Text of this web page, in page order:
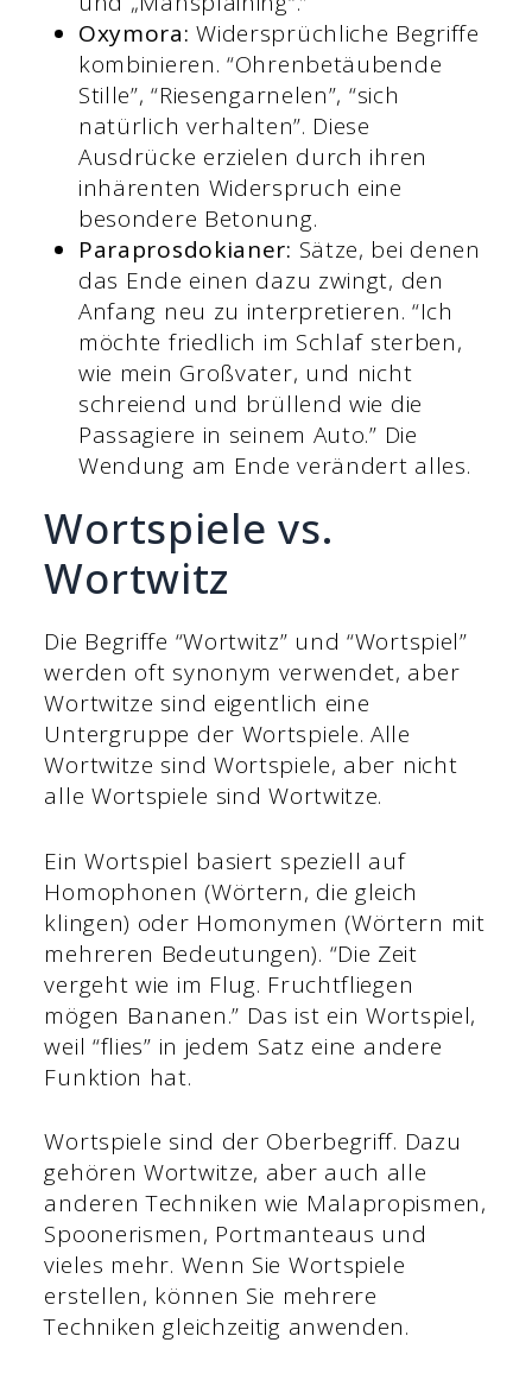
Oxymora: Widersprüchliche Begriffe
kombinieren. “Ohrenbetäubende
Stille”, “Riesengarnelen”, “sich
natürlich verhalten”. Diese
Ausdrücke erzielen durch ihren
inhärenten Widerspruch eine
besondere Betonung.
Paraprosdokianer: Sätze, bei denen
das Ende einen dazu zwingt, den
Anfang neu zu interpretieren. “Ich
möchte friedlich im Schlaf sterben,
wie mein Großvater, und nicht
schreiend und brüllend wie die
Passagiere in seinem Auto.” Die
Wendung am Ende verändert alles.
Wortspiele vs.
Wortwitz
Die Begriffe “Wortwitz” und “Wortspiel”
werden oft synonym verwendet, aber
Wortwitze sind eigentlich eine
Untergruppe der Wortspiele. Alle
Wortwitze sind Wortspiele, aber nicht
alle Wortspiele sind Wortwitze.
Ein Wortspiel basiert speziell auf
Homophonen (Wörtern, die gleich
klingen) oder Homonymen (Wörtern mit
mehreren Bedeutungen). “Die Zeit
vergeht wie im Flug. Fruchtfliegen
mögen Bananen.” Das ist ein Wortspiel,
weil “flies” in jedem Satz eine andere
Funktion hat.
Wortspiele sind der Oberbegriff. Dazu
gehören Wortwitze, aber auch alle
anderen Techniken wie Malapropismen,
Spoonerismen, Portmanteaus und
vieles mehr. Wenn Sie Wortspiele
erstellen, können Sie mehrere
Techniken gleichzeitig anwenden.